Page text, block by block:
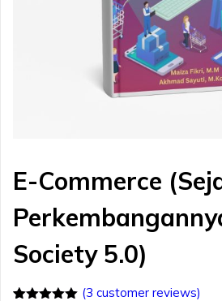
E-Commerce
Society 5.0)
(3 customer reviews)